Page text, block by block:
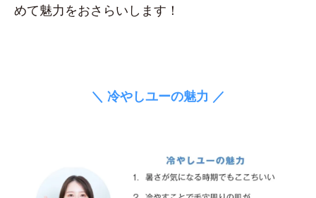
めて魅力をおさらいします！
＼ 冷やしユーの魅力 ／